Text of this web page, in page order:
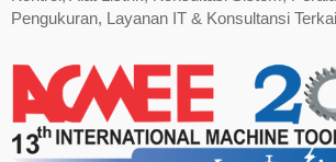
Pengukuran, Layanan IT & Konsultansi